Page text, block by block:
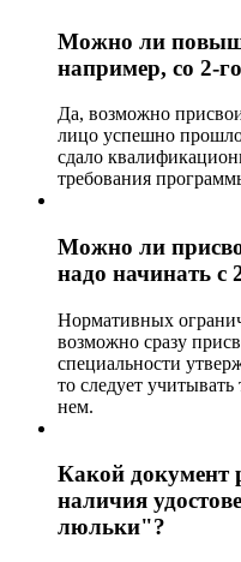
Можно ли
например, со 2-
Да, возможно
лицо успешно
сдало
требования
Можно ли
надо начинать с
Нормативных
возможно сразу
специальности
то следует
нем.
Какой документ
наличия
люльки"?